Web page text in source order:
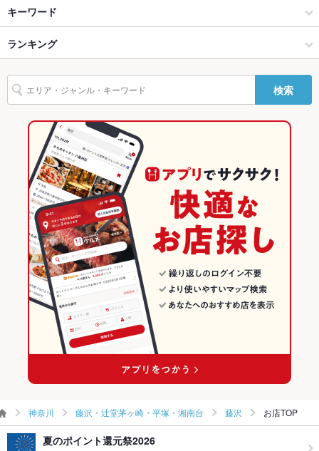
いなお席
設備
Wi-Fi あり
バリアフリ
ー
なし ：バリアフリーなどはございません。ご配慮が必要なお客
様が致しましたらスタッフがお手伝いさせて頂きます。
なし ：専属の駐車場はございません。お近くのパーキングなど
をご利用下さいませ。
英語メニュ
あり
その他設備 －
その他
飲み放題
あり ：単品飲み放題もご利用できます。お料理は当日お好きな
物をご注文下さいませ。
食べ放題
あり ：焼き鳥食べ放題や飲み放題付のコースが多数ございま
す!!
カクテル充実、焼酎充実、日本酒充実、ワイン充実
お子様連れ
お子様連れ歓迎 ：お子様連れ大歓迎です。個室などのご希望が
ございましたらご連絡下さいませ。
ウェディン
グパーティ
ー二次会
貸切宴会 ・ 140名まで。ご予算 ・ ご人数 ・ お時間 etc・・お
気軽にご相談下さい。
【全席完全個室】炉端焼きと厳選マグロ 海鮮居酒屋 海王 川
越店
全席完全個室 秘伝手羽先唐揚げと焼き鳥 食べ飲み放題 居酒屋
酌 藤沢北口店
藤沢・辻堂茅ヶ崎・平塚・湘南台 × 居酒屋
藤沢・辻堂茅ヶ崎・平塚・湘南台 × 和風
藤沢駅 × 居酒屋
藤沢駅 × 和風
焼き鳥・鶏料理
藤沢・辻堂茅ヶ崎・平塚・湘南台 × 和食
藤沢・辻堂茅ヶ崎・平塚・湘南台 × 焼き鳥・鶏料理
藤沢駅 × 和食
藤沢駅 × 焼き鳥・鶏料理
藤沢 × 居酒屋
藤沢 × 和風
藤沢 × 和食
藤沢 × 焼き鳥・鶏料理
神奈川 × 居酒屋
神奈川 × 和風
神奈川 × 和食
神奈川 × 焼き鳥・鶏料理
藤沢駅
キーワード
手羽先 からあげ フライドポテト
地鶏 鶏皮 もつ鍋 ステーキ 炭火焼
ランキング
神奈川のグルメランキング
神奈川の居酒屋ランキング
藤沢・辻堂茅ヶ崎・平塚・湘南台のグルメランキング
藤沢・辻堂茅ヶ崎・平塚・湘南台の居酒屋ランキング
藤沢のグルメランキング
藤沢の居酒屋ランキング
検索
神奈川 藤沢・辻堂茅ヶ崎・平塚・湘南台 藤沢 お店TOP
夏のポイント還元祭2026